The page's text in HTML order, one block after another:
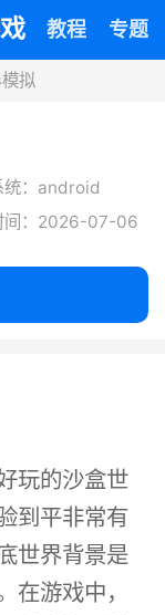
教程 专题
拟
统：android
间：2026-07-06
玩的沙盒世
到平非常有
世界背景是
在游戏中，